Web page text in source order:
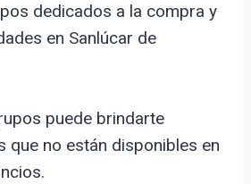
dedicados a la compra y
en Sanlúcar de
puede brindarte
que no están disponibles en